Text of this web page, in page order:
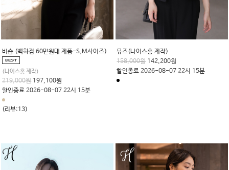
비숍 (백화점 60만원대 제품-S,M사이즈)
(나이스홍 제작)
219,000원 197,100원
할인종료 2026-08-07 22시 15분
(리뷰:13)
뮤즈(나이스홍 제작)
158,000원 142,200원
할인종료 2026-08-07 22시 15분